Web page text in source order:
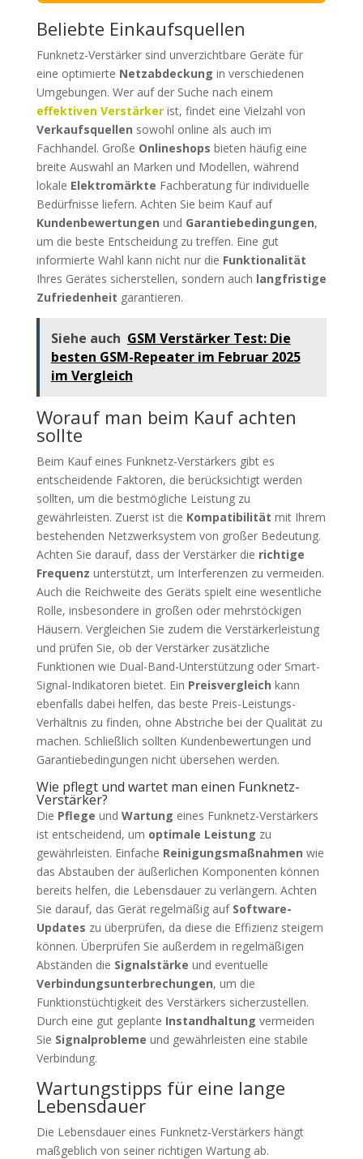
Beliebte Einkaufsquellen
Funknetz-Verstärker sind unverzichtbare Geräte für
eine optimierte Netzabdeckung in verschiedenen
Umgebungen. Wer auf der Suche nach einem
effektiven Verstärkerist, findet eine Vielzahl von
Verkaufsquellen sowohl online als auch im
Fachhandel. Große Onlineshops bieten häufig eine
breite Auswahl an Marken und Modellen, während
lokale Elektromärkte Fachberatung für individuelle
Bedürfnisse liefern. Achten Sie beim Kauf auf
Kundenbewertungen und Garantiebedingungen,
um die beste Entscheidung zu treffen. Eine gut
informierte Wahl kann nicht nur die Funktionalität
Ihres Gerätes sicherstellen, sondern auch langfristige
Zufriedenheit garantieren.
Siehe auch GSM Verstärker Test: Die
besten GSM-Repeater im Februar 2025
im Vergleich
Worauf man beim Kauf achten
sollte
Beim Kauf eines Funknetz-Verstärkers gibt es
entscheidende Faktoren, die berücksichtigt werden
sollten, um die bestmögliche Leistung zu
gewährleisten. Zuerst ist die Kompatibilität mit Ihrem
bestehenden Netzwerksystem von großer Bedeutung.
Achten Sie darauf, dass der Verstärker die richtige
Frequenz unterstützt, um Interferenzen zu vermeiden.
Auch die Reichweite des Geräts spielt eine wesentliche
Rolle, insbesondere in großen oder mehrstöckigen
Häusern. Vergleichen Sie zudem die Verstärkerleistung
und prüfen Sie, ob der Verstärker zusätzliche
Funktionen wie Dual-Band-Unterstützung oder Smart-
Signal-Indikatoren bietet. Ein Preisvergleich kann
ebenfalls dabei helfen, das beste Preis-Leistungs-
Verhältnis zu finden, ohne Abstriche bei der Qualität zu
machen. Schließlich sollten Kundenbewertungen und
Garantiebedingungen nicht übersehen werden.
Wie pflegt und wartet man einen Funknetz-
Verstärker?
Die Pflege und Wartung eines Funknetz-Verstärkers
ist entscheidend, um optimale Leistung zu
gewährleisten. Einfache Reinigungsmaßnahmen wie
das Abstauben der äußerlichen Komponenten können
bereits helfen, die Lebensdauer zu verlängern. Achten
Sie darauf, das Gerät regelmäßig auf Software-
Updates zu überprüfen, da diese die Effizienz steigern
können. Überprüfen Sie außerdem in regelmäßigen
Abständen die Signalstärke und eventuelle
Verbindungsunterbrechungen, um die
Funktionstüchtigkeit des Verstärkers sicherzustellen.
Durch eine gut geplante Instandhaltung vermeiden
Sie Signalprobleme und gewährleisten eine stabile
Verbindung.
Wartungstipps für eine lange
Lebensdauer
Die Lebensdauer eines Funknetz-Verstärkers hängt
maßgeblich von seiner richtigen Wartung ab.